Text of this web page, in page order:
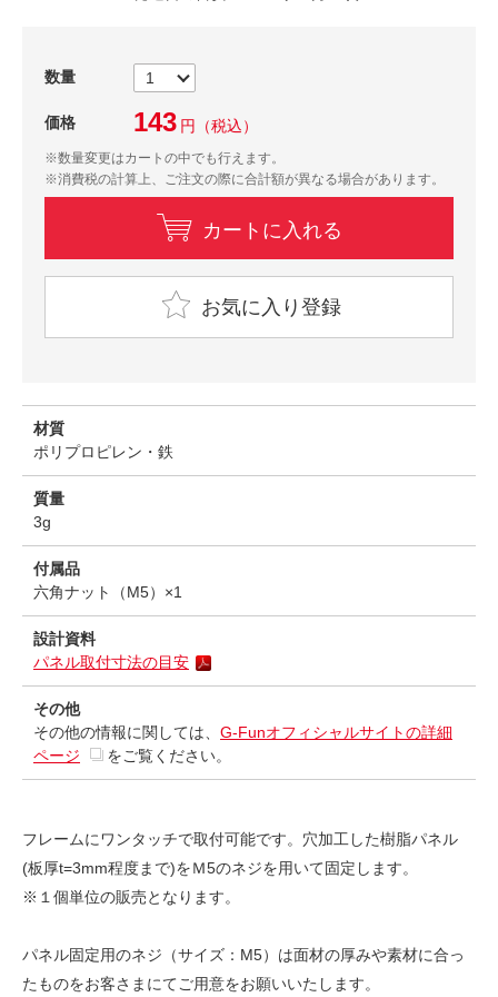
数量
価格 143 円 （税込）
※数量変更はカートの中でも行えます。
※消費税の計算上、ご注文の際に合計額が異なる場合があります。
カートに入れる
お気に入り登録
材質
ポリプロピレン・鉄
質量
3g
付属品
六角ナット（M5）×1
設計資料
パネル取付寸法の目安
その他
その他の情報に関しては、 G-Funオフィシャルサイトの詳細
ページ
をご覧ください。
フレームにワンタッチで取付可能です。穴加工した樹脂パネル
(板厚t=3mm程度まで)をＭ5のネジを用いて固定します。
※１個単位の販売となります。
パネル固定用のネジ（サイズ：M5）は面材の厚みや素材に合っ
たものをお客さまにてご用意をお願いいたします。